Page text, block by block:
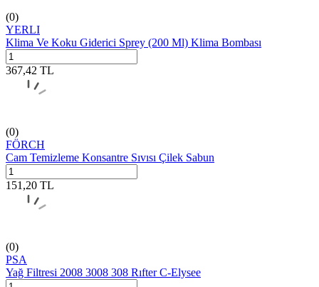
(0)
YERLI
Klima Ve Koku Giderici Sprey (200 Ml) Klima Bombası
367,42 TL
(0)
FÖRCH
Cam Temizleme Konsantre Sıvısı Çilek Sabun
151,20 TL
(0)
PSA
Yağ Filtresi 2008 3008 308 Rıfter C-Elysee